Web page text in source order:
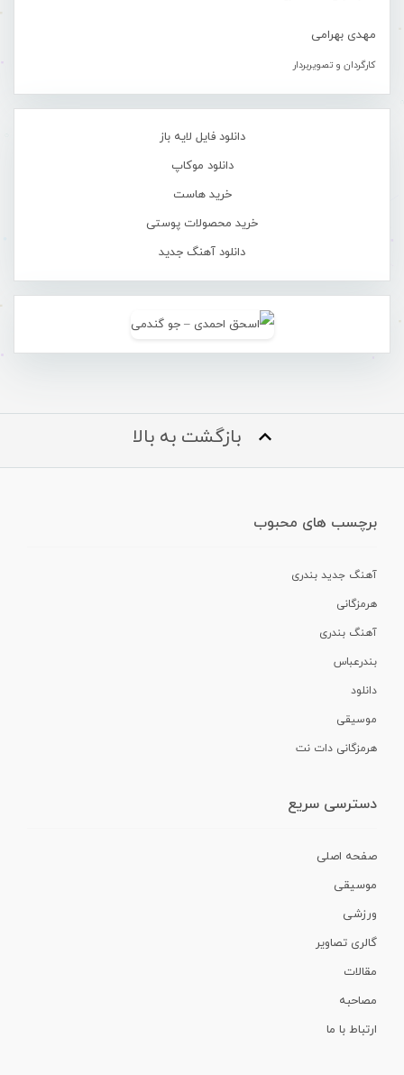
مهدی بهرامی
کارگردان و تصویربردار
دانلود فایل لایه باز
دانلود موکاپ
خرید هاست
خرید محصولات پوستی
دانلود آهنگ جدید
بازگشت به بالا
برچسب های محبوب
آهنگ جدید بندری
هرمزگانی
آهنگ بندری
بندرعباس
دانلود
موسیقی
هرمزگانی دات نت
دسترسی سریع
صفحه اصلی
موسیقی
ورزشی
گالری تصاویر
مقالات
مصاحبه
ارتباط با ما